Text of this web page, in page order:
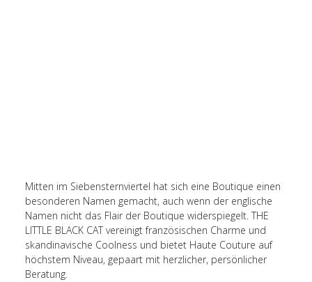
Mitten im Siebensternviertel hat sich eine Boutique einen
besonderen Namen gemacht, auch wenn der englische
Namen nicht das Flair der Boutique widerspiegelt. THE
LITTLE BLACK CAT vereinigt französischen Charme und
skandinavische Coolness und bietet Haute Couture auf
höchstem Niveau, gepaart mit herzlicher, persönlicher
Beratung.